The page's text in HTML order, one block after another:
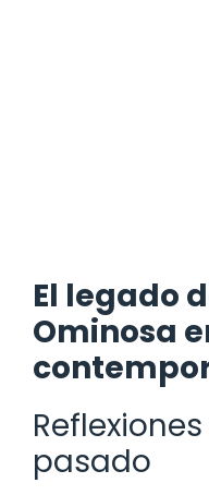
El legado
Ominosa
pasado